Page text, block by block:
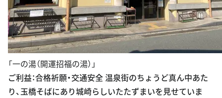
「一の湯（開運招福の湯）」
ご利益：合格祈願・交通安全 温泉街のちょうど真ん中あた
り、玉橋そばにあり城崎らしいたたずまいを見せていま